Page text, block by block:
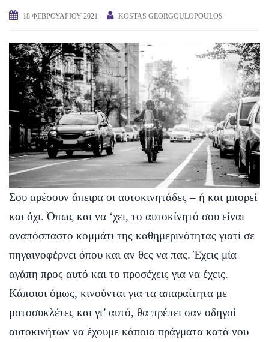
18 ΦΕΒΡΟΥΑΡΊΟΥ 2021 KOSTAS GEORGOULOPOULOS
Σου αρέσουν άπειρα οι αυτοκινητάδες – ή και μπορεί
και όχι. Όπως και να ‘χει, το αυτοκίνητό σου είναι
αναπόσπαστο κομμάτι της καθημερινότητας γιατί σε
πηγαινοφέρνει όπου και αν θες να πας. Έχεις μία
αγάπη προς αυτό και το προσέχεις για να έχεις.
Κάποιοι όμως, κινούνται για τα απαραίτητα με
μοτοσυκλέτες και γι’ αυτό, θα πρέπει σαν οδηγοί
αυτοκινήτων να έχουμε κάποια πράγματα κατά νου